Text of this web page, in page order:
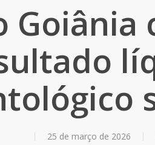
Goiânia
25 de março de 2026